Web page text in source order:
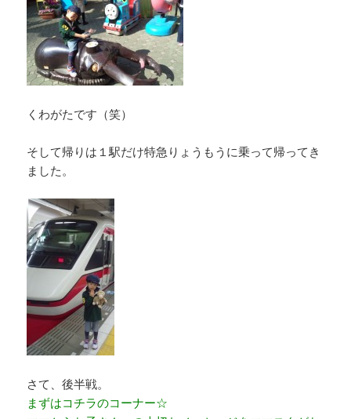
くわがたです（笑）
そして帰りは１駅だけ特急りょうもうに乗って帰ってき
ました。
さて、後半戦。
まずはコチラのコーナー☆